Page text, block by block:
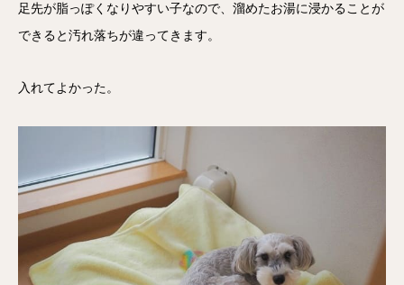
足先が脂っぽくなりやすい子なので、溜めたお湯に浸かることが
できると汚れ落ちが違ってきます。
入れてよかった。